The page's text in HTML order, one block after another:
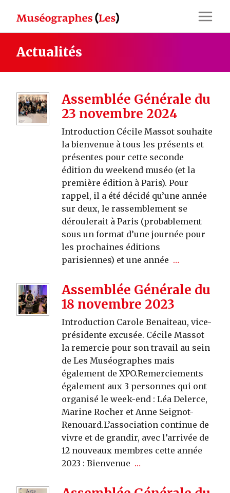
content
Actualités
Assemblée Générale du
23 novembre 2024
Introduction Cécile Massot souhaite
la bienvenue à tous les présents et
présentes pour cette seconde
édition du weekend muséo (et la
première édition à Paris). Pour
rappel, il a été décidé qu’une année
sur deux, le rassemblement se
déroulerait à Paris (probablement
sous un format d’une journée pour
les prochaines éditions
parisiennes) et une année …
Assemblée Générale du
18 novembre 2023
Introduction Carole Benaiteau, vice-
présidente excusée. Cécile Massot
la remercie pour son travail au sein
de Les Muséographes mais
également de XPO.Remerciements
également aux 3 personnes qui ont
organisé le week-end : Léa Delerce,
Marine Rocher et Anne Seignot-
Renouard.L’association continue de
vivre et de grandir, avec l’arrivée de
12 nouveaux membres cette année
2023 : Bienvenue …